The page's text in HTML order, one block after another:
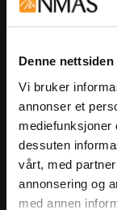
Denne
Vi bruker
annonser et
mediefunksjoner
dessuten
vårt, med
annonsering og
med annen
Få
Meld